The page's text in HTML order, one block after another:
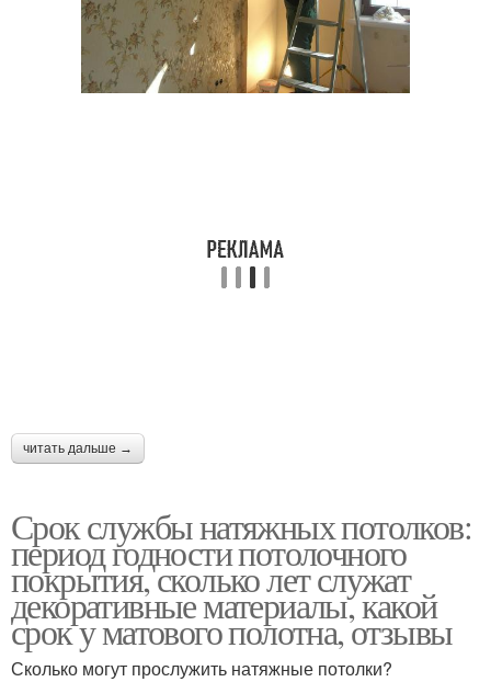
читать дальше →
Срок службы натяжных потолков:
период годности потолочного
покрытия, сколько лет служат
декоративные материалы, какой
срок у матового полотна, отзывы
Сколько могут прослужить натяжные потолки?